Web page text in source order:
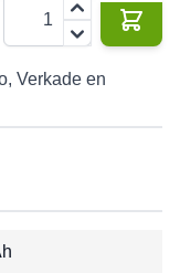
Verkade en